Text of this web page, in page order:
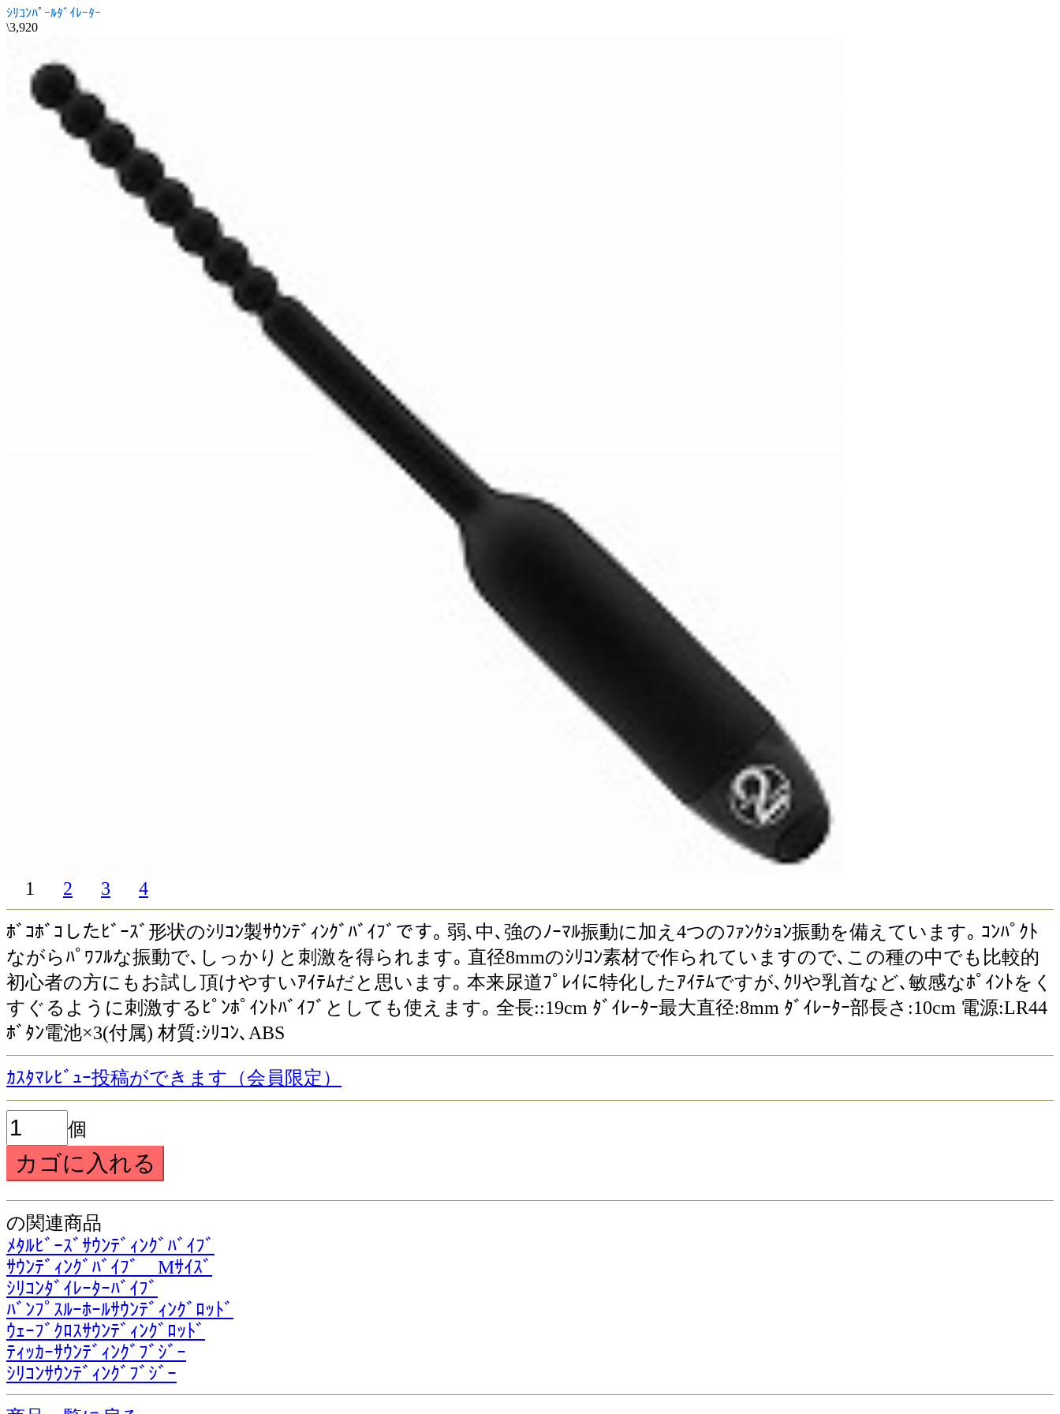
ｼﾘｺﾝﾊﾟｰﾙﾀﾞｲﾚｰﾀｰ
\3,920
1 2 3 4
ﾎﾞｺﾎﾞｺしたﾋﾞｰｽﾞ形状のｼﾘｺﾝ製ｻｳﾝﾃﾞｨﾝｸﾞﾊﾞｲﾌﾞです｡ 弱､中､強のﾉｰﾏﾙ振動に加え4つのﾌｧﾝｸｼｮﾝ振動を備えています｡ ｺﾝﾊﾟｸﾄ
ながらﾊﾟﾜﾌﾙな振動で､しっかりと刺激を得られます｡ 直径8mmのｼﾘｺﾝ素材で作られていますので､この種の中でも比較的
初心者の方にもお試し頂けやすいｱｲﾃﾑだと思います｡ 本来尿道ﾌﾟﾚｲに特化したｱｲﾃﾑですが､ｸﾘや乳首など､敏感なﾎﾟｲﾝﾄをく
すぐるように刺激するﾋﾟﾝﾎﾟｲﾝﾄﾊﾞｲﾌﾞとしても使えます｡ 全長::19cm ﾀﾞｲﾚｰﾀｰ最大直径:8mm ﾀﾞｲﾚｰﾀｰ部長さ:10cm 電源:LR44
ﾎﾞﾀﾝ電池×3(付属) 材質:ｼﾘｺﾝ､ABS
ｶｽﾀﾏﾚﾋﾞｭｰ投稿ができます（会員限定）
個
の関連商品
ﾒﾀﾙﾋﾞｰｽﾞｻｳﾝﾃﾞｨﾝｸﾞﾊﾞｲﾌﾞ
ｻｳﾝﾃﾞｨﾝｸﾞﾊﾞｲﾌﾞ Mｻｲｽﾞ
ｼﾘｺﾝﾀﾞｲﾚｰﾀｰﾊﾞｲﾌﾞ
ﾊﾞﾝﾌﾟｽﾙｰﾎｰﾙｻｳﾝﾃﾞｨﾝｸﾞﾛｯﾄﾞ
ｳｪｰﾌﾞｸﾛｽｻｳﾝﾃﾞｨﾝｸﾞﾛｯﾄﾞ
ﾃｨｯｶｰｻｳﾝﾃﾞｨﾝｸﾞﾌﾞｼﾞｰ
ｼﾘｺﾝｻｳﾝﾃﾞｨﾝｸﾞﾌﾞｼﾞｰ